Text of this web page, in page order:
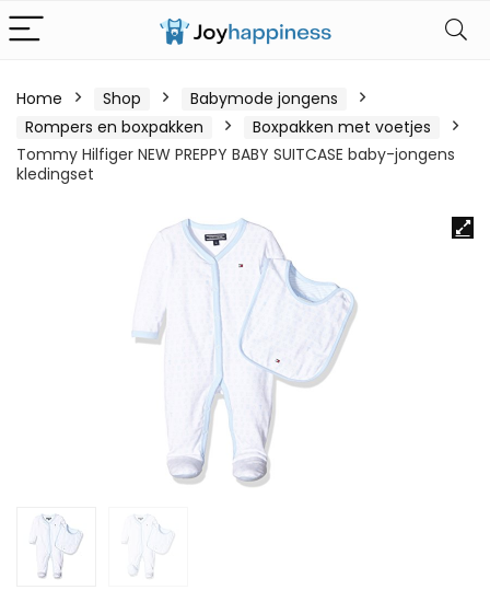
Home Shop
Babymode jongens
Rompers en boxpakken
Boxpakken met voetjes
Tommy Hilfiger NEW PREPPY BABY SUITCASE baby-jongens
kledingset